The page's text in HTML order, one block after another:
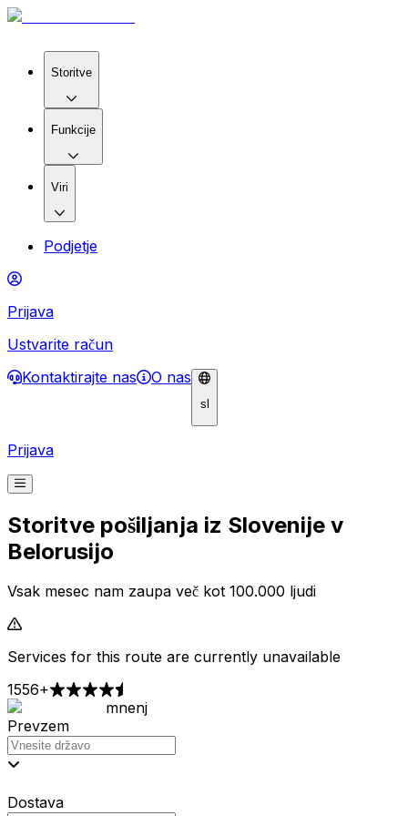
Storitve
Funkcije
Viri
Podjetje
Prijava
Ustvarite račun
Kontaktirajte nas
O nas
sl
Prijava
Storitve pošiljanja iz Slovenije v
Belorusijo
Vsak mesec nam zaupa več kot 100.000 ljudi
Services for this route are currently unavailable
1556+
mnenj
Prevzem
Dostava